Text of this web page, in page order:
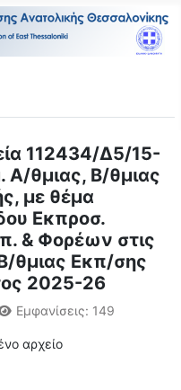
112434/Δ5/15-
Α/θμιας, Β/θμιας
με θέμα
Εκπροσ.
& Φορέων στις
θμιας Εκπ/σης
2025-26
Εμφανίσεις: 149
αρχείο